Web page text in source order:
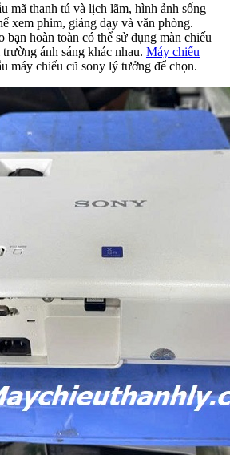
mã thanh tú và lịch lãm, hình ảnh sống
xem phim, giảng dạy và văn phòng.
bạn hoàn toàn có thể sử dụng màn chiếu
ánh sáng khác nhau. Máy chiếu
máy chiếu cũ sony lý tưởng để chọn.